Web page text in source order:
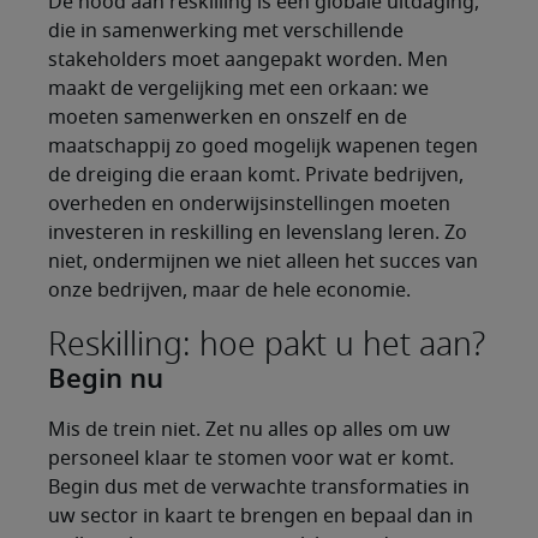
die in samenwerking met verschillende
stakeholders moet aangepakt worden. Men
maakt de vergelijking met een orkaan: we
moeten samenwerken en onszelf en de
maatschappij zo goed mogelijk wapenen tegen
de dreiging die eraan komt. Private bedrijven,
overheden en onderwijsinstellingen moeten
investeren in reskilling en levenslang leren. Zo
niet, ondermijnen we niet alleen het succes van
onze bedrijven, maar de hele economie.
Reskilling: hoe pakt u het aan?
Begin nu
Mis de trein niet. Zet nu alles op alles om uw
personeel klaar te stomen voor wat er komt.
Begin dus met de verwachte transformaties in
uw sector in kaart te brengen en bepaal dan in